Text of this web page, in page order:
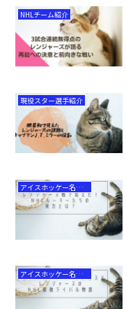
NHLチーム紹介
現役スター選手紹介
アイスホッケー名勝負
アイスホッケー名勝負